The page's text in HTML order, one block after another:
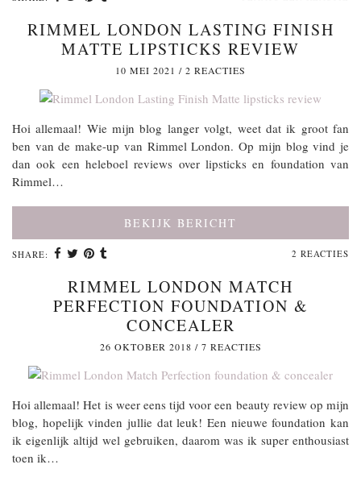
RIMMEL LONDON LASTING FINISH
MATTE LIPSTICKS REVIEW
10 MEI 2021 / 2 REACTIES
Hoi allemaal! Wie mijn blog langer volgt, weet dat ik groot fan
ben van de make-up van Rimmel London. Op mijn blog vind je
dan ook een heleboel reviews over lipsticks en foundation van
Rimmel…
BEKIJK BERICHT
SHARE: 2 REACTIES
RIMMEL LONDON MATCH
PERFECTION FOUNDATION &
CONCEALER
26 OKTOBER 2018 / 7 REACTIES
Hoi allemaal! Het is weer eens tijd voor een beauty review op mijn
blog, hopelijk vinden jullie dat leuk! Een nieuwe foundation kan
ik eigenlijk altijd wel gebruiken, daarom was ik super enthousiast
toen ik…